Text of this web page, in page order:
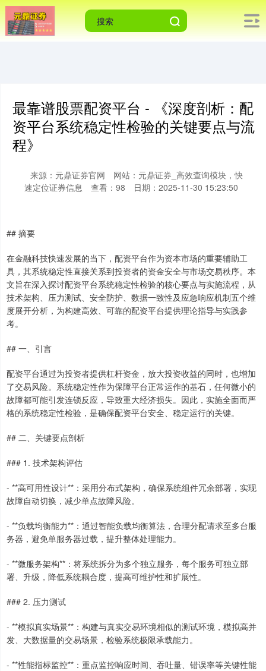
最靠谱股票配资平台 - 《深度剖析：配
资平台系统稳定性检验的关键要点与流
程》
来源：元鼎证券官网
网站：元鼎证券_高效查询模块，快
速定位证券信息
查看：98 日期：2025-11-30 15:23:50
## 摘要
在金融科技快速发展的当下，配资平台作为资本市场的重要辅助工
具，其系统稳定性直接关系到投资者的资金安全与市场交易秩序。本
文旨在深入探讨配资平台系统稳定性检验的核心要点与实施流程，从
技术架构、压力测试、安全防护、数据一致性及应急响应机制五个维
度展开分析，为构建高效、可靠的配资平台提供理论指导与实践参
考。
## 一、引言
配资平台通过为投资者提供杠杆资金，放大投资收益的同时，也增加
了交易风险。系统稳定性作为保障平台正常运作的基石，任何微小的
故障都可能引发连锁反应，导致重大经济损失。因此，实施全面而严
格的系统稳定性检验，是确保配资平台安全、稳定运行的关键。
## 二、关键要点剖析
### 1. 技术架构评估
- **高可用性设计**：采用分布式架构，确保系统组件冗余部署，实现
故障自动切换，减少单点故障风险。
- **负载均衡能力**：通过智能负载均衡算法，合理分配请求至多台服
务器，避免单服务器过载，提升整体处理能力。
- **微服务架构**：将系统拆分为多个独立服务，每个服务可独立部
署、升级，降低系统耦合度，提高可维护性和扩展性。
### 2. 压力测试
- **模拟真实场景**：构建与真实交易环境相似的测试环境，模拟高并
发、大数据量的交易场景，检验系统极限承载能力。
- **性能指标监控**：重点监控响应时间、吞吐量、错误率等关键性能